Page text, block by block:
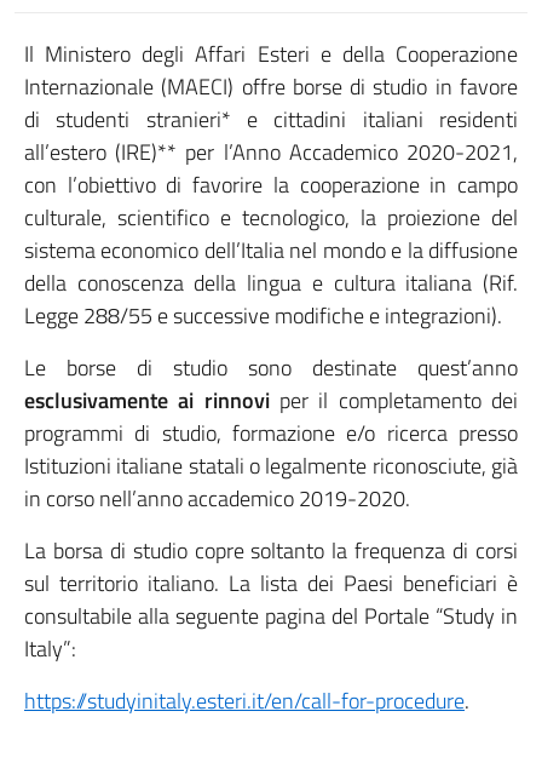
Il Ministero degli Affari Esteri e della Cooperazione
Internazionale (MAECI) offre borse di studio in favore
di studenti stranieri* e cittadini italiani residenti
all’estero (IRE)** per l’Anno Accademico 2020-2021,
con l’obiettivo di favorire la cooperazione in campo
culturale, scientifico e tecnologico, la proiezione del
sistema economico dell’Italia nel mondo e la diffusione
della conoscenza della lingua e cultura italiana (Rif.
Legge 288/55 e successive modifiche e integrazioni).
Le borse di studio sono destinate quest’anno
esclusivamente ai rinnoviper il completamento dei
programmi di studio, formazione e/o ricerca presso
Istituzioni italiane statali o legalmente riconosciute, già
in corso nell’anno accademico 2019-2020.
La borsa di studio copre soltanto la frequenza di corsi
sul territorio italiano. La lista dei Paesi beneficiari è
consultabile alla seguente pagina del Portale “Study in
Italy”:
https://studyinitaly.esteri.it/en/call-for-procedure.